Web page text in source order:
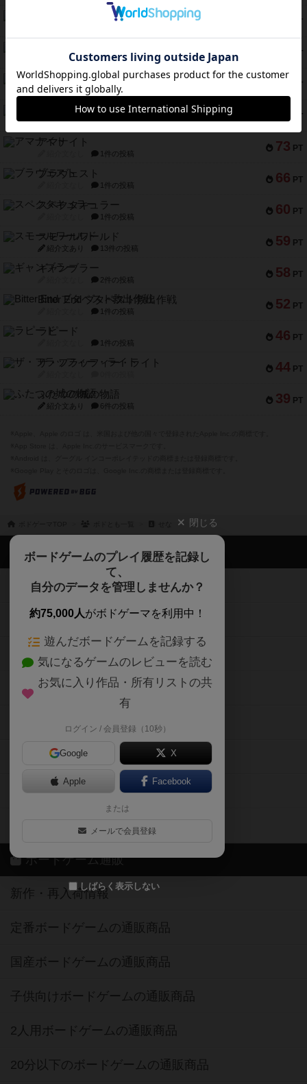
PT
テンプテーション
PT
紹介文あり 2件の投稿
75 PT
宵と暁の呪文書
紹介文あり 8件の投稿
PT
リスボン・トラム 28
紹介文あり 9件の投稿
73 PT
アマナイト
1件の投稿
66 PT
ブラヴェスト
1件の投稿
60 PT
スペクタキュラー
1件の投稿
59 PT
スモールワールド
紹介文あり 13件の投稿
58 PT
ギャンブラー
2件の投稿
52 PT
Bitter End ブタペスト救出作戦
1件の投稿
46 PT
ラピード
1件の投稿
44 PT
ザ・フラッフィー・ライト
39 PT
ふたつの城の物語
紹介文あり 6件の投稿
閉じる
ボードゲームのプレイ履歴を記録し
て、
自分のデータを管理しませんか？
約75,000人がボドゲーマを利用中！
遊んだボードゲームを記録する
気になるゲームのレビューを読む
お気に入り作品・所有リストの共
有
ログイン / 会員登録（10秒）
Google X
Apple Facebook
または
メールで会員登録
しばらく表示しない
ボドゲーマTOP
ボードゲームを検索する
ボードゲームの新着レビュー
ボードゲーム会情報
メカニクス特集
掲示板・トピックス
ボドとも・会員一覧
ボードゲーム業界コラム
ボドゲーマご利用案内
ボードゲーム通販
新作・再入荷情報
定番ボードゲームの通販商品
国産ボードゲームの通販商品
子供向けボードゲームの通販商品
2人用ボードゲームの通販商品
20分以下のボードゲームの通販商品